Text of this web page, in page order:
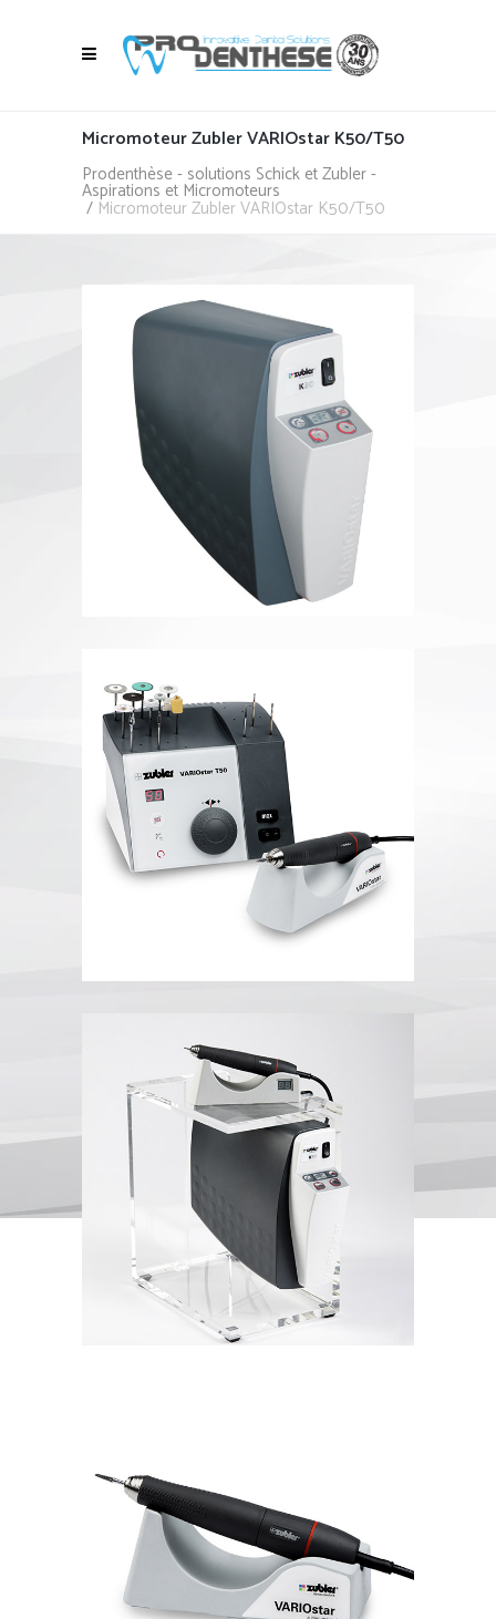
Micromoteur Zubler VARIOstar K50/T50
Prodenthèse - solutions Schick et Zubler -
Aspirations et Micromoteurs
/ Micromoteur Zubler VARIOstar K50/T50